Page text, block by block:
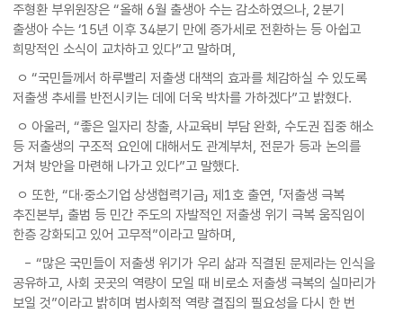
주형환 부위원장은 “올해 6월 출생아 수는 감소하였으나, 2분기
출생아 수는 ‘15년 이후 34분기 만에 증가세로 전환하는 등 아쉽고
희망적인 소식이 교차하고 있다”고 말하며,
ㅇ “국민들께서 하루빨리 저출생 대책의 효과를 체감하실 수 있도록
저출생 추세를 반전시키는 데에 더욱 박차를 가하겠다”고 밝혔다.
ㅇ 아울러, “좋은 일자리 창출, 사교육비 부담 완화, 수도권 집중 해소
등 저출생의 구조적 요인에 대해서도 관계부처, 전문가 등과 논의를
거쳐 방안을 마련해 나가고 있다”고 말했다.
ㅇ 또한, “대·중소기업 상생협력기금」 제1호 출연, 「저출생 극복
추진본부」 출범 등 민간 주도의 자발적인 저출생 위기 극복 움직임이
한층 강화되고 있어 고무적”이라고 말하며,
- “많은 국민들이 저출생 위기가 우리 삶과 직결된 문제라는 인식을
공유하고, 사회 곳곳의 역량이 모일 때 비로소 저출생 극복의 실마리가
보일 것”이라고 밝히며 범사회적 역량 결집의 필요성을 다시 한 번